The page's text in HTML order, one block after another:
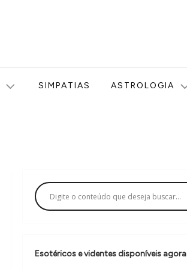
SIMPATIAS ASTROLOGIA
Esotéricos e videntes disponíveis agora